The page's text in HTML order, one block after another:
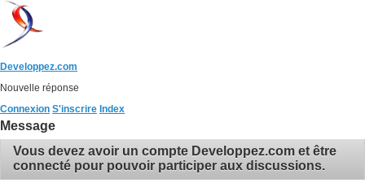
Developpez.com
Nouvelle réponse
Connexion S'inscrire Index
Message
Vous devez avoir un compte Developpez.com et être
connecté pour pouvoir participer aux discussions.